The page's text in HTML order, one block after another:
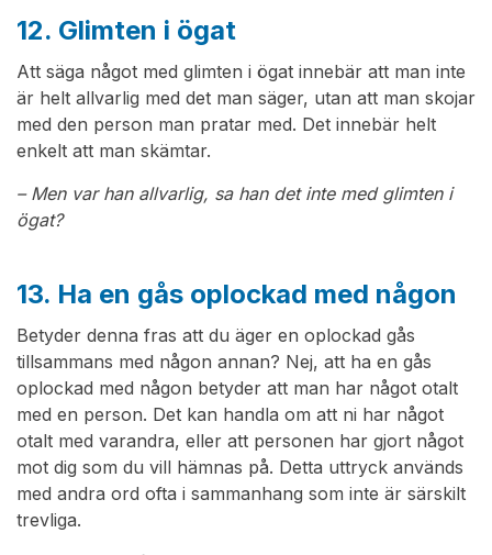
12. Glimten i ögat
Att säga något med glimten i ögat innebär att man inte
är helt allvarlig med det man säger, utan att man skojar
med den person man pratar med. Det innebär helt
enkelt att man skämtar.
– Men var han allvarlig, sa han det inte med glimten i
ögat?
13. Ha en gås oplockad med någon
Betyder denna fras att du äger en oplockad gås
tillsammans med någon annan? Nej, att ha en gås
oplockad med någon betyder att man har något otalt
med en person. Det kan handla om att ni har något
otalt med varandra, eller att personen har gjort något
mot dig som du vill hämnas på. Detta uttryck används
med andra ord ofta i sammanhang som inte är särskilt
trevliga.